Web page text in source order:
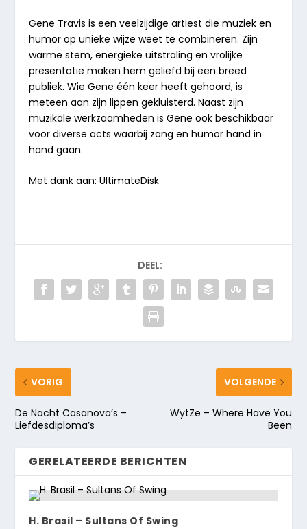
Gene Travisis een veelzijdige artiest die muziek en
humor op unieke wijze weet te combineren. Zijn
warme stem, energieke uitstraling en vrolijke
presentatie maken hem geliefd bij een breed
publiek. Wie Gene één keer heeft gehoord, is
meteen aan zijn lippen gekluisterd. Naast zijn
muzikale werkzaamheden is Gene ook beschikbaar
voor diverse acts waarbij zang en humor hand in
hand gaan.
Met dank aan: UltimateDisk
DEEL:
VORIG
De Nacht Casanova’s –
Liefdesdiploma’s
VOLGENDE
WytZe – Where Have You
Been
GERELATEERDE BERICHTEN
H. Brasil – Sultans Of Swing